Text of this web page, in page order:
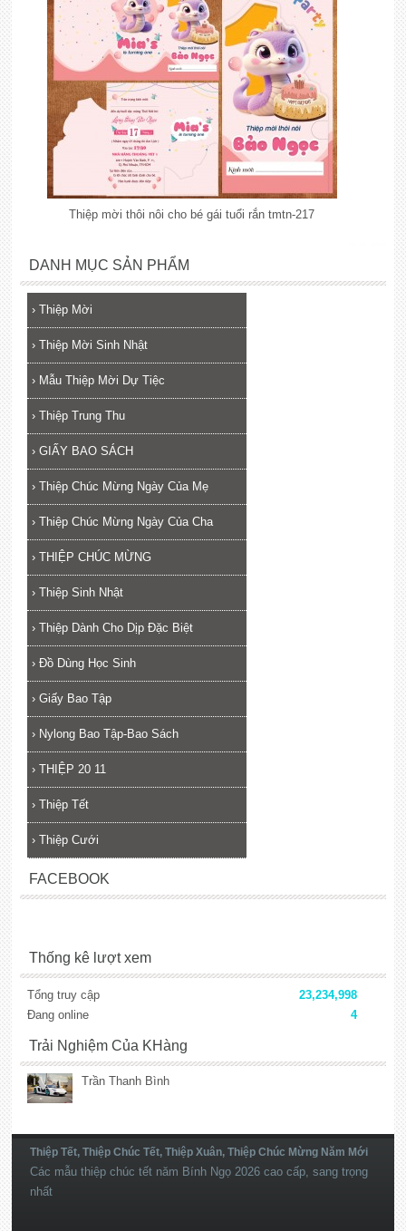
Thiệp Tết, Thiệp Chúc Tết, Thiệp Xuân, Thiệp Chúc Mừng Năm Mới
Các mẫu thiệp chúc tết năm Bính Ngọ 2026 cao cấp, sang trọng
nhất
Thiệp mời thôi nôi cho bé gái tuổi rắn tmtn-217
DANH MỤC SẢN PHẨM
› Thiệp Mời
› Thiệp Mời Sinh Nhật
› Mẫu Thiệp Mời Dự Tiệc
› Thiệp Trung Thu
› GIẤY BAO SÁCH
› Thiệp Chúc Mừng Ngày Của Mẹ
› Thiệp Chúc Mừng Ngày Của Cha
› THIỆP CHÚC MỪNG
› Thiệp Sinh Nhật
› Thiệp Dành Cho Dịp Đặc Biệt
› Đồ Dùng Học Sinh
› Giấy Bao Tập
› Nylong Bao Tập-Bao Sách
› THIỆP 20 11
› Thiệp Tết
› Thiệp Cưới
FACEBOOK
Thống kê lượt xem
Tổng truy cập
23,234,998
Đang online
4
Trải Nghiệm Của KHàng
Trần Thanh Bình